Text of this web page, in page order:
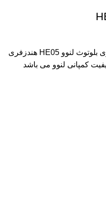
هندزفری بلوتوث لنوو HE05 هندزفری بلوتوث لنوو HE05 هندزفری